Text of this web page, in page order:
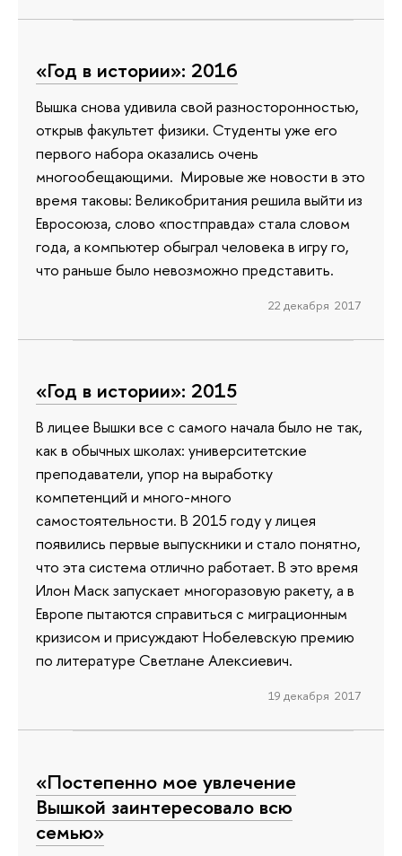
«Год в истории»: 2016
Вышка снова удивила свой разносторонностью,
открыв факультет физики. Студенты уже его
первого набора оказались очень
многообещающими. Мировые же новости в это
время таковы: Великобритания решила выйти из
Евросоюза, слово «постправда» стала словом
года, а компьютер обыграл человека в игру го,
что раньше было невозможно представить.
22 декабря 2017
«Год в истории»: 2015
В лицее Вышки все с самого начала было не так,
как в обычных школах: университетские
преподаватели, упор на выработку
компетенций и много-много
самостоятельности. В 2015 году у лицея
появились первые выпускники и стало понятно,
что эта система отлично работает. В это время
Илон Маск запускает многоразовую ракету, а в
Европе пытаются справиться с миграционным
кризисом и присуждают Нобелевскую премию
по литературе Светлане Алексиевич.
19 декабря 2017
«Постепенно мое увлечение
Вышкой заинтересовало всю
семью»